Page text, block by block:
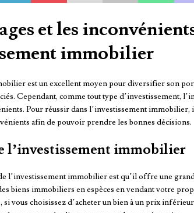
et les
immobilier
est un excellent moyen pour diversifier son
Cependant, comme tout type d’investissement,
Pour réussir dans l’investissement immobilier,
afin de pouvoir prendre les bonnes décisions.
l’investissement immobilier
l’investissement immobilier est qu’il offre une
biens immobiliers en espèces en vendant votre
vous choisissez d’acheter un bien à un prix